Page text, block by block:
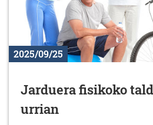
2025/09/25
Jarduera fisikoko
urrian